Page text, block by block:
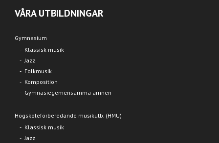
VÅRA UTBILDNINGAR
Gymnasium
Klassisk musik
Jazz
Folkmusik
Komposition
Gymnasiegemensamma ämnen
Högskoleförberedande musikutb. (HMU)
Klassisk musik
Jazz